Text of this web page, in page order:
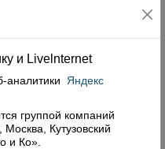
и Livelnternet
аналитики
Яндекс
группой компаний
Кутузовский
и Ко».